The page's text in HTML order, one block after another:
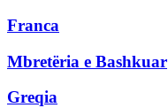
Franca
Mbretëria e Bashkuar
Greqia